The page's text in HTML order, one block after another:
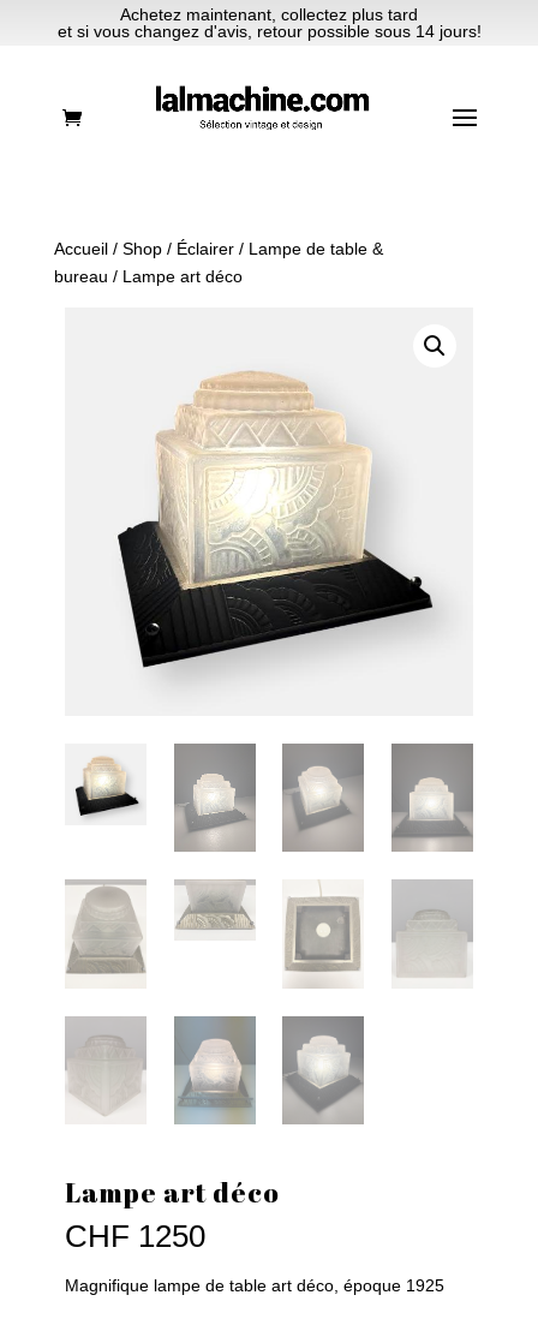
Achetez maintenant, collectez plus tard
et si vous changez d'avis, retour possible sous 14 jours!
Accueil/ Shop/ Éclairer/ Lampe de table &
bureau / Lampe art déco
Lampe art déco
CHF 1250
Magnifique lampe de table art déco, époque 1925